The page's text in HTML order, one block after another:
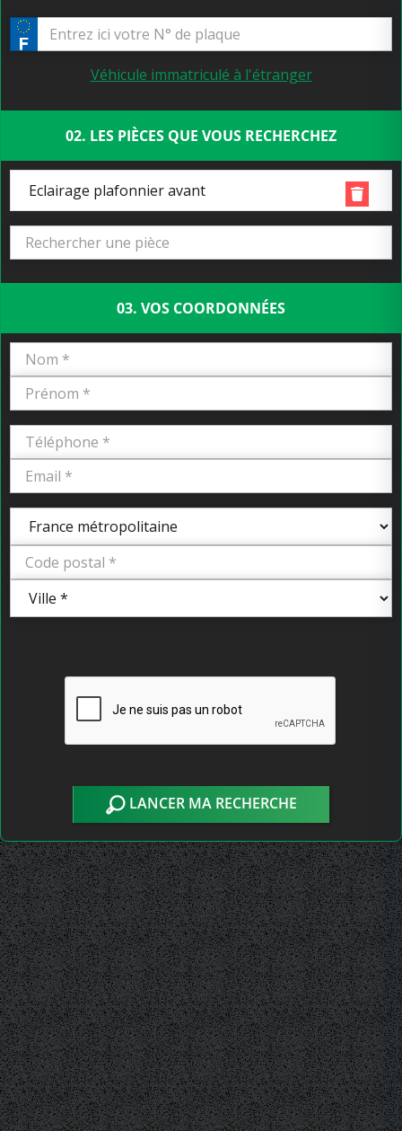
Véhicule immatriculé à l'étranger
02. LES PIÈCES QUE VOUS RECHERCHEZ
Eclairage plafonnier avant
03. VOS COORDONNÉES
LANCER MA RECHERCHE